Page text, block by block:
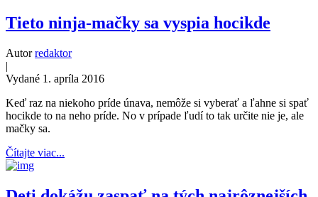
Tieto ninja-mačky sa vyspia hocikde
Autorredaktor
|
Vydané 1. apríla 2016
Keď raz na niekoho príde únava, nemôže si vyberať a ľahne si spať
hocikde to na neho príde. No v prípade ľudí to tak určite nie je, ale
mačky sa.
Čítajte viac...